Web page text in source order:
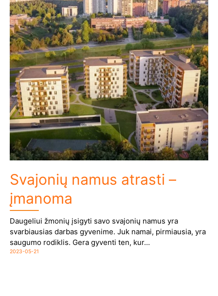
Svajonių namus atrasti –
įmanoma
Daugeliui žmonių įsigyti savo svajonių namus yra
svarbiausias darbas gyvenime. Juk namai, pirmiausia, yra
saugumo rodiklis. Gera gyventi ten, kur…
2023-05-21